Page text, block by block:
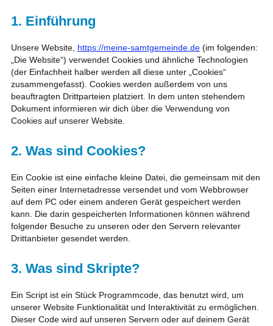
1. Einführung
Unsere Website, https://meine-samtgemeinde.de (im folgenden:
„Die Website“) verwendet Cookies und ähnliche Technologien
(der Einfachheit halber werden all diese unter „Cookies“
zusammengefasst). Cookies werden außerdem von uns
beauftragten Drittparteien platziert. In dem unten stehendem
Dokument informieren wir dich über die Verwendung von
Cookies auf unserer Website.
2. Was sind Cookies?
Ein Cookie ist eine einfache kleine Datei, die gemeinsam mit den
Seiten einer Internetadresse versendet und vom Webbrowser
auf dem PC oder einem anderen Gerät gespeichert werden
kann. Die darin gespeicherten Informationen können während
folgender Besuche zu unseren oder den Servern relevanter
Drittanbieter gesendet werden.
3. Was sind Skripte?
Ein Script ist ein Stück Programmcode, das benutzt wird, um
unserer Website Funktionalität und Interaktivität zu ermöglichen.
Dieser Code wird auf unseren Servern oder auf deinem Gerät